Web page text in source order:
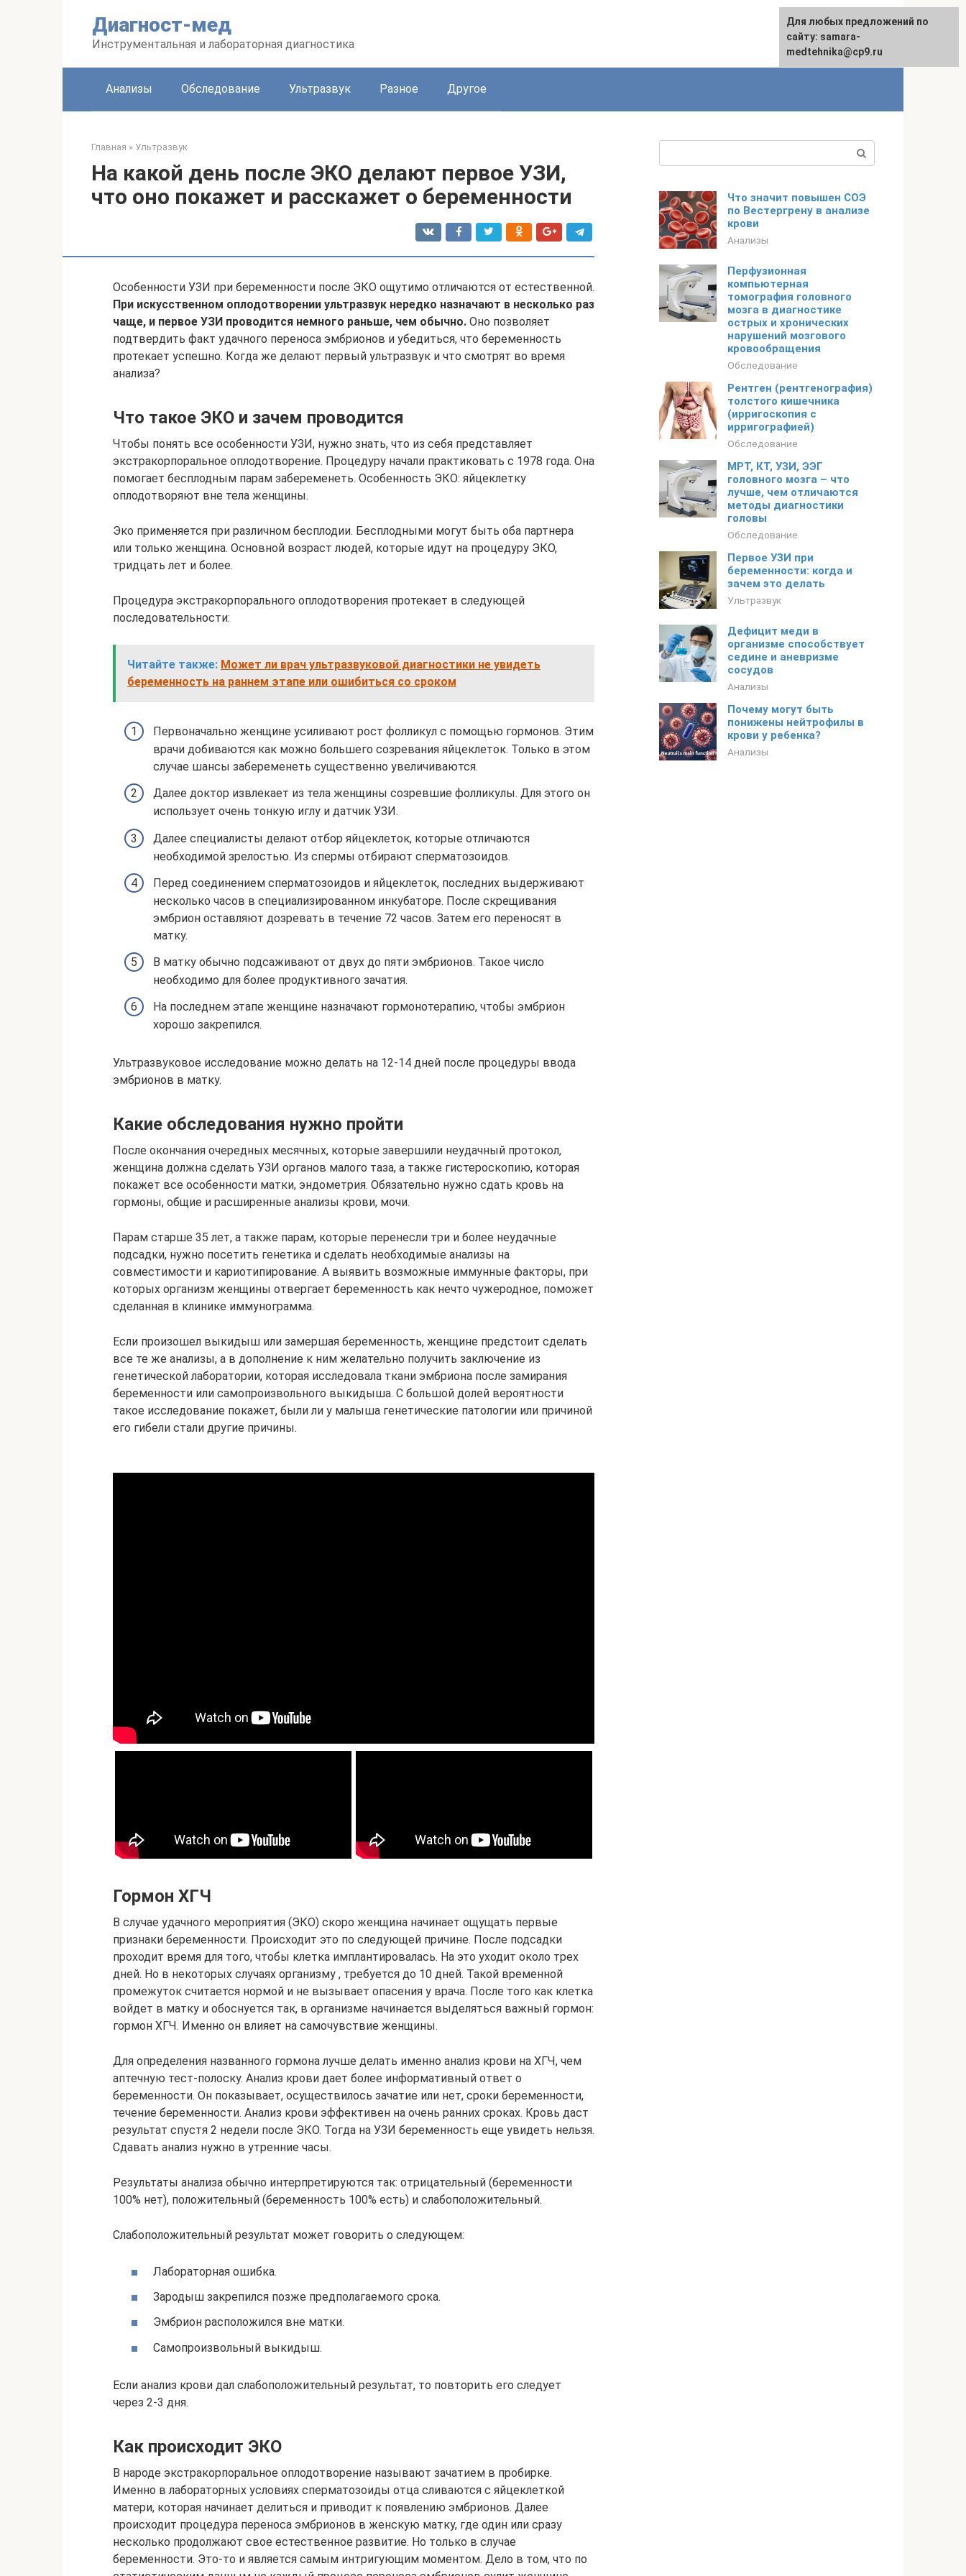
Диагност-мед
Инструментальная и лабораторная диагностика
Анализы Обследование Ультразвук Разное Другое
Главная » Ультразвук
На какой день после ЭКО делают первое УЗИ,
что оно покажет и расскажет о беременности
Особенности УЗИ при беременности после ЭКО ощутимо отличаются от естественной.
При искусственном оплодотворении ультразвук нередко назначают в несколько раз
чаще, и первое УЗИ проводится немного раньше, чем обычно. Оно позволяет
подтвердить факт удачного переноса эмбрионов и убедиться, что беременность
протекает успешно. Когда же делают первый ультразвук и что смотрят во время
анализа?
Что такое ЭКО и зачем проводится
Чтобы понять все особенности УЗИ, нужно знать, что из себя представляет
экстракорпоральное оплодотворение. Процедуру начали практиковать с 1978 года. Она
помогает бесплодным парам забеременеть. Особенность ЭКО: яйцеклетку
оплодотворяют вне тела женщины.
Эко применяется при различном бесплодии. Бесплодными могут быть оба партнера
или только женщина. Основной возраст людей, которые идут на процедуру ЭКО,
тридцать лет и более.
Процедура экстракорпорального оплодотворения протекает в следующей
последовательности:
Читайте также: Может ли врач ультразвуковой диагностики не увидеть
беременность на раннем этапе или ошибиться со сроком
Первоначально женщине усиливают рост фолликул с помощью гормонов. Этим
врачи добиваются как можно большего созревания яйцеклеток. Только в этом
случае шансы забеременеть существенно увеличиваются.
Далее доктор извлекает из тела женщины созревшие фолликулы. Для этого он
использует очень тонкую иглу и датчик УЗИ.
Далее специалисты делают отбор яйцеклеток, которые отличаются
необходимой зрелостью. Из спермы отбирают сперматозоидов.
Перед соединением сперматозоидов и яйцеклеток, последних выдерживают
несколько часов в специализированном инкубаторе. После скрещивания
эмбрион оставляют дозревать в течение 72 часов. Затем его переносят в
матку.
В матку обычно подсаживают от двух до пяти эмбрионов. Такое число
необходимо для более продуктивного зачатия.
На последнем этапе женщине назначают гормонотерапию, чтобы эмбрион
хорошо закрепился.
Ультразвуковое исследование можно делать на 12-14 дней после процедуры ввода
эмбрионов в матку.
Какие обследования нужно пройти
После окончания очередных месячных, которые завершили неудачный протокол,
женщина должна сделать УЗИ органов малого таза, а также гистероскопию, которая
покажет все особенности матки, эндометрия. Обязательно нужно сдать кровь на
гормоны, общие и расширенные анализы крови, мочи.
Парам старше 35 лет, а также парам, которые перенесли три и более неудачные
подсадки, нужно посетить генетика и сделать необходимые анализы на
совместимости и кариотипирование. А выявить возможные иммунные факторы, при
которых организм женщины отвергает беременность как нечто чужеродное, поможет
сделанная в клинике иммунограмма.
Если произошел выкидыш или замершая беременность, женщине предстоит сделать
все те же анализы, а в дополнение к ним желательно получить заключение из
генетической лаборатории, которая исследовала ткани эмбриона после замирания
беременности или самопроизвольного выкидыша. С большой долей вероятности
такое исследование покажет, были ли у малыша генетические патологии или причиной
его гибели стали другие причины.
Гормон ХГЧ
В случае удачного мероприятия (ЭКО) скоро женщина начинает ощущать первые
признаки беременности. Происходит это по следующей причине. После подсадки
проходит время для того, чтобы клетка имплантировалась. На это уходит около трех
дней. Но в некоторых случаях организму , требуется до 10 дней. Такой временной
промежуток считается нормой и не вызывает опасения у врача. После того как клетка
войдет в матку и обоснуется так, в организме начинается выделяться важный гормон:
гормон ХГЧ. Именно он влияет на самочувствие женщины.
Для определения названного гормона лучше делать именно анализ крови на ХГЧ, чем
аптечную тест-полоску. Анализ крови дает более информативный ответ о
беременности. Он показывает, осуществилось зачатие или нет, сроки беременности,
течение беременности. Анализ крови эффективен на очень ранних сроках. Кровь даст
результат спустя 2 недели после ЭКО. Тогда на УЗИ беременность еще увидеть нельзя.
Сдавать анализ нужно в утренние часы.
Результаты анализа обычно интерпретируются так: отрицательный (беременности
100% нет), положительный (беременность 100% есть) и слабоположительный.
Слабоположительный результат может говорить о следующем:
Лабораторная ошибка.
Зародыш закрепился позже предполагаемого срока.
Эмбрион расположился вне матки.
Самопроизвольный выкидыш.
Если анализ крови дал слабоположительный результат, то повторить его следует
через 2-3 дня.
Как происходит ЭКО
В народе экстракорпоральное оплодотворение называют зачатием в пробирке.
Именно в лабораторных условиях сперматозоиды отца сливаются с яйцеклеткой
матери, которая начинает делиться и приводит к появлению эмбрионов. Далее
происходит процедура переноса эмбрионов в женскую матку, где один или сразу
несколько продолжают свое естественное развитие. Но только в случае
беременности. Это-то и является самым интригующим моментом. Дело в том, что по
Что значит повышен СОЭ
по Вестергрену в анализе
крови
Анализы
Перфузионная
компьютерная
томография головного
мозга в диагностике
острых и хронических
нарушений мозгового
кровообращения
Обследование
Рентген (рентгенография)
толстого кишечника
(ирригоскопия с
ирригографией)
Обследование
МРТ, КТ, УЗИ, ЭЭГ
головного мозга – что
лучше, чем отличаются
методы диагностики
головы
Обследование
Первое УЗИ при
беременности: когда и
зачем это делать
Ультразвук
Дефицит меди в
организме способствует
седине и аневризме
сосудов
Анализы
Почему могут быть
понижены нейтрофилы в
крови у ребенка?
Анализы
Для любых предложений по
сайту: samara-
medtehnika@cp9.ru